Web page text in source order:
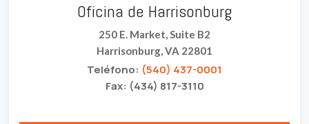
Oficina de Harrisonburg
250 E. Market, Suite B2
Harrisonburg, VA 22801
Teléfono: (540) 437-0001
Fax: (434) 817-3110